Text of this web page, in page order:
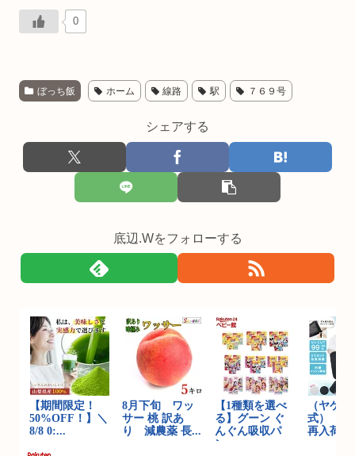
0
ぼっち飯 ホーム 線路 駅 ７６９号
シェアする
底辺.Wをフォローする